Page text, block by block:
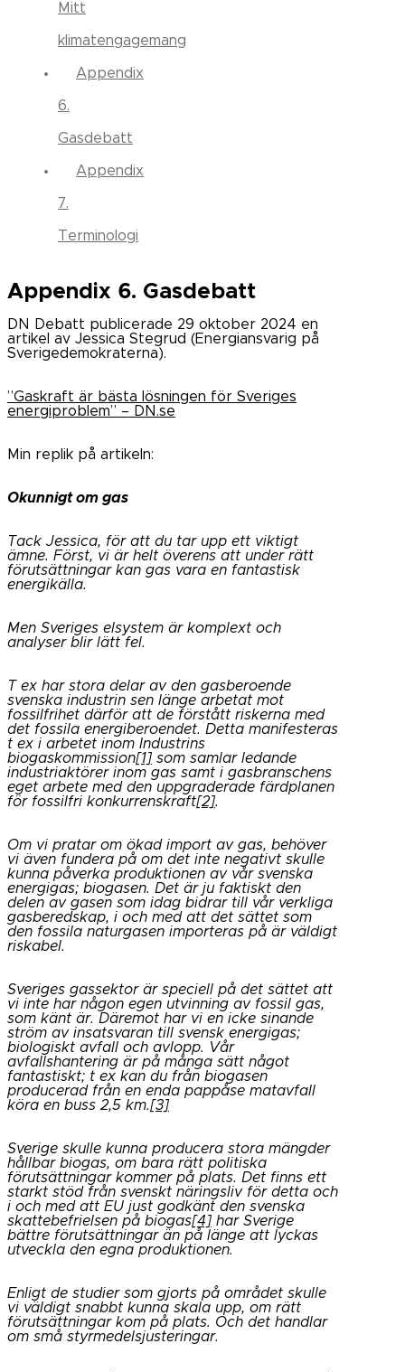
Mitt
klimatengagemang
Appendix
6.
Gasdebatt
Appendix
7.
Terminologi
Appendix 6. Gasdebatt
DN Debatt publicerade 29 oktober 2024 en
artikel av Jessica Stegrud (Energiansvarig på
Sverigedemokraterna).
”Gaskraft är bästa lösningen för Sveriges
energiproblem” – DN.se
Min replik på artikeln:
Okunnigt om gas
Tack Jessica, för att du tar upp ett viktigt
ämne. Först, vi är helt överens att under rätt
förutsättningar kan gas vara en fantastisk
energikälla.
Men Sveriges elsystem är komplext och
analyser blir lätt fel.
T ex har stora delar av den gasberoende
svenska industrin sen länge arbetat mot
fossilfrihet därför att de förstått riskerna med
det fossila energiberoendet. Detta manifesteras
t ex i arbetet inom Industrins
biogaskommission[1] som samlar ledande
industriaktörer inom gas samt i gasbranschens
eget arbete med den uppgraderade färdplanen
för fossilfri konkurrenskraft[2].
Om vi pratar om ökad import av gas, behöver
vi även fundera på om det inte negativt skulle
kunna påverka produktionen av vår svenska
energigas; biogasen. Det är ju faktiskt den
delen av gasen som idag bidrar till vår verkliga
gasberedskap, i och med att det sättet som
den fossila naturgasen importeras på är väldigt
riskabel.
Sveriges gassektor är speciell på det sättet att
vi inte har någon egen utvinning av fossil gas,
som känt är. Däremot har vi en icke sinande
ström av insatsvaran till svensk energigas;
biologiskt avfall och avlopp. Vår
avfallshantering är på många sätt något
fantastiskt; t ex kan du från biogasen
producerad från en enda pappåse matavfall
köra en buss 2,5 km.[3]
Sverige skulle kunna producera stora mängder
hållbar biogas, om bara rätt politiska
förutsättningar kommer på plats. Det finns ett
starkt stöd från svenskt näringsliv för detta och
i och med att EU just godkänt den svenska
skattebefrielsen på biogas[4] har Sverige
bättre förutsättningar än på länge att lyckas
utveckla den egna produktionen.
Enligt de studier som gjorts på området skulle
vi väldigt snabbt kunna skala upp, om rätt
förutsättningar kom på plats. Och det handlar
om små styrmedelsjusteringar.